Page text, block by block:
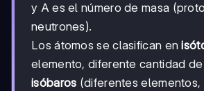
y A es el número de masa
neutrones).
Los átomos se clasifican en
elemento, diferente cantidad
isóbaros (diferentes elementos,